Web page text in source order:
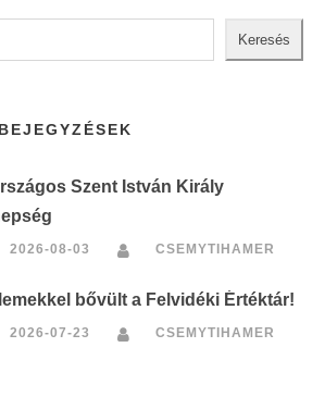
Keresés
Szent István Király
2026-08-03 CSEMYTIHAMER
bővült a Felvidéki Értéktár!
2026-07-23 CSEMYTIHAMER